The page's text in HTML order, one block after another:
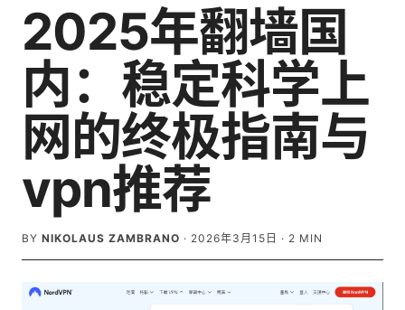
2025年翻墙国
内：稳定科学上
网的终极指南与
vpn推荐
BY NIKOLAUS ZAMBRANO · 2026年3月15日 · 2 MIN